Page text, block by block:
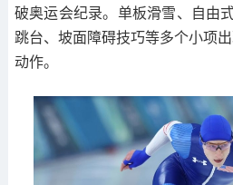
破奥运会纪录。单板滑雪、自由
跳台、坡面障碍技巧等多个小项
动作。